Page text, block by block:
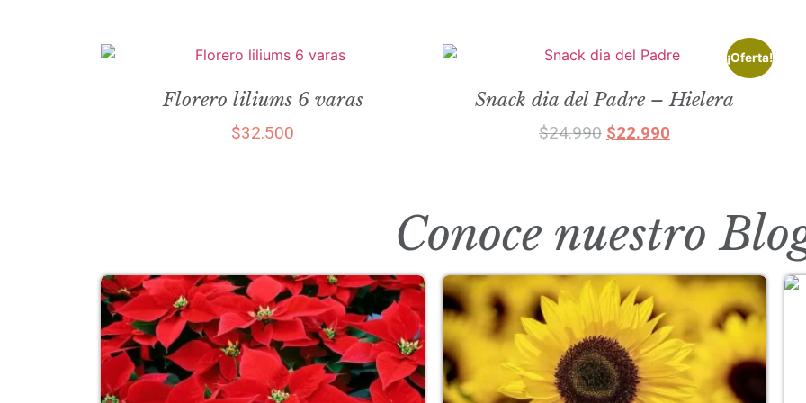
Florero liliums 6 varas
$32.500
¡Oferta!
Snack dia del Padre – Hielera
$24.990 $22.990
Conoce nuestro